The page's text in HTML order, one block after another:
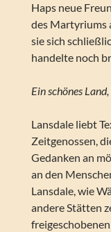
Haps neue
des Martyriums
sie sich
handelte noch
Ein schönes
Lansdale liebt
Zeitgenossen,
Gedanken an
an den
Lansdale, wie
andere Stätten